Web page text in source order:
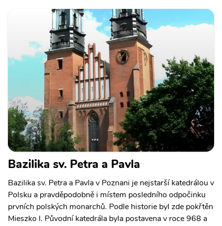
Bazilika sv. Petra a Pavla
Bazilika sv. Petra a Pavla v Poznani je nejstarší katedrálou v
Polsku a pravděpodobně i místem posledního odpočinku
prvních polských monarchů. Podle historie byl zde pokřtěn
Mieszko I. Původní katedrála byla postavena v roce 968 a